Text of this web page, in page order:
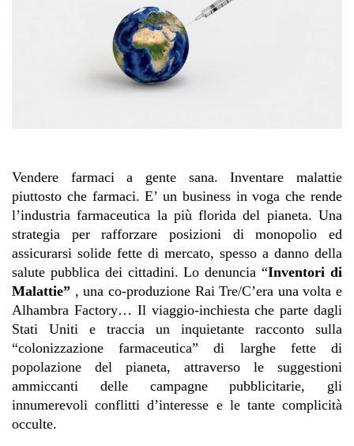
Vendere farmaci a gente sana. Inventare malattie
piuttosto che farmaci. E’ un business in voga che rende
l’industria farmaceutica la più florida del pianeta. Una
strategia per rafforzare posizioni di monopolio ed
assicurarsi solide fette di mercato, spesso a danno della
salute pubblica dei cittadini. Lo denuncia “Inventori di
Malattie” , una co-produzione Rai Tre/C’era una volta e
Alhambra Factory… Il viaggio-inchiesta che parte dagli
Stati Uniti e traccia un inquietante racconto sulla
“colonizzazione farmaceutica” di larghe fette di
popolazione del pianeta, attraverso le suggestioni
ammiccanti delle campagne pubblicitarie, gli
innumerevoli conflitti d’interesse e le tante complicità
occulte.